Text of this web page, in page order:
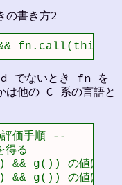
の書き方2
fn.call(this)
でないとき fn を
は他の C 系の言語と
価手順 --
得る
g()) の値は false
g()) の値は g()